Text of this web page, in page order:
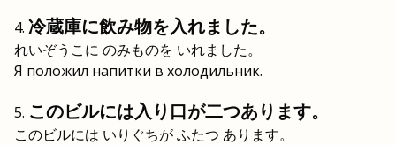
冷蔵庫に飲み物を入れました。
れいぞうこに のみものを いれました。
Я положил напитки в холодильник.
このビルには入り口が二つあります。
このビルには いりぐちが ふたつ あります。